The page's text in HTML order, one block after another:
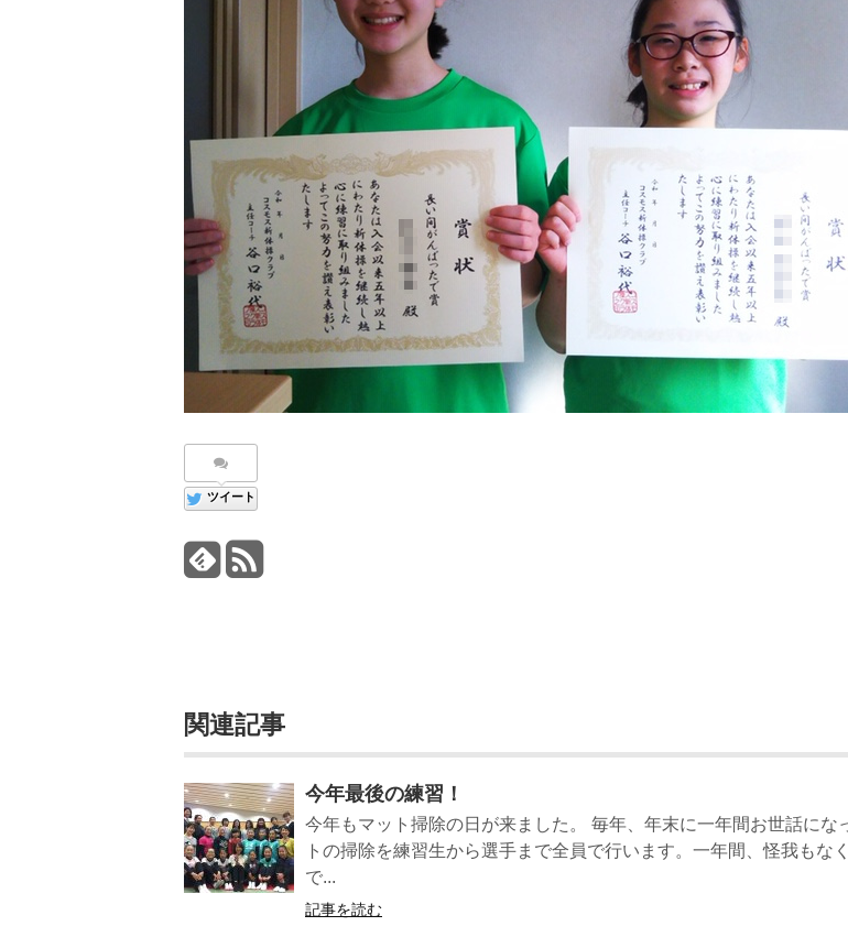
ツイート
関連記事
今年最後の練習！
今年もマット掃除の日が来ました。 毎年、年末に一年間お世話にな
トの掃除を練習生から選手まで全員で行います。一年間、怪我もな
で...
記事を読む